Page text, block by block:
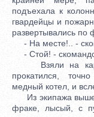
подъехала к
гвардейцы и
развертывались по
- На месте!.. -
- Стой! -
Взяли на
прокатился,
медный котел, и
Из экипажа
фраке, лысый, с